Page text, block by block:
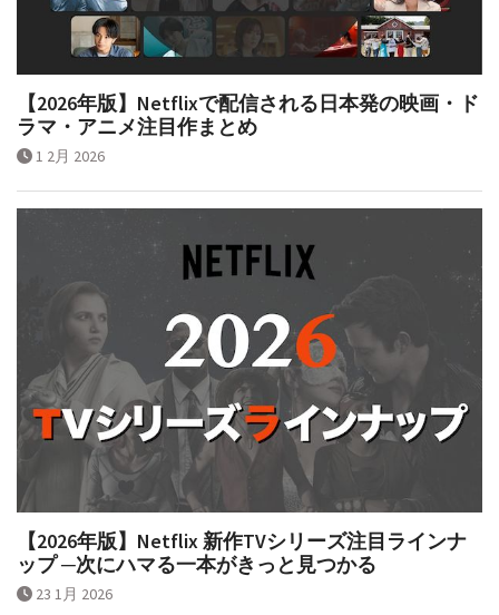
【2026年版】Netflixで配信される日本発の映画・ド
ラマ・アニメ注目作まとめ
1 2月 2026
【2026年版】Netflix 新作TVシリーズ注目ラインナ
ップ ─次にハマる一本がきっと見つかる
23 1月 2026